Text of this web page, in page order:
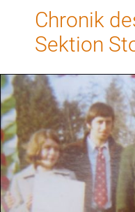
Chronik
Sektion